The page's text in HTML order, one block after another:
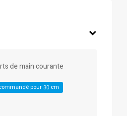
de main courante
pour 30 cm